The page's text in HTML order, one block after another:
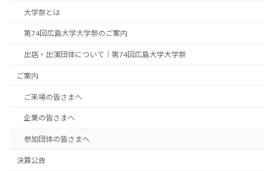
大学祭とは
第74回広島大学大学祭のご案内
出店・出演団体について｜第74回広島大学大学祭
ご案内
ご来場の皆さまへ
企業の皆さまへ
参加団体の皆さまへ
決算公告